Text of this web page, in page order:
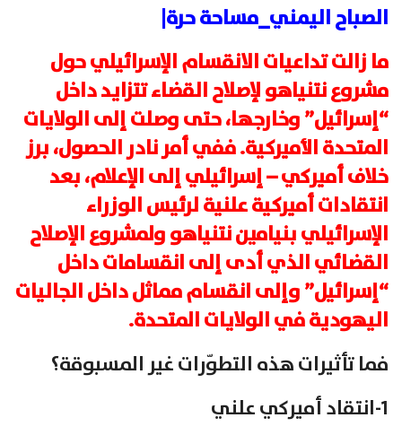
الصباح اليمني_مساحة حرة|
ما زالت تداعيات الانقسام الإسرائيلي حول
مشروع نتنياهو لإصلاح القضاء تتزايد داخل
“إسرائيل” وخارجها، حتى وصلت إلى الولايات
المتحدة الأميركية. ففي أمر نادر الحصول، برز
خلاف أميركي – إسرائيلي إلى الإعلام، بعد
انتقادات أميركية علنية لرئيس الوزراء
الإسرائيلي بنيامين نتنياهو ولمشروع الإصلاح
القضائي الذي أدى إلى انقسامات داخل
“إسرائيل” وإلى انقسام مماثل داخل الجاليات
اليهودية في الولايات المتحدة.
فما تأثيرات هذه التطوّرات غير المسبوقة؟
1-انتقاد أميركي علني